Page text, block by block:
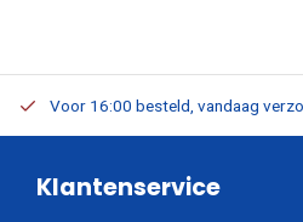
Voor 16:00 besteld, vandaag
Klantenservice